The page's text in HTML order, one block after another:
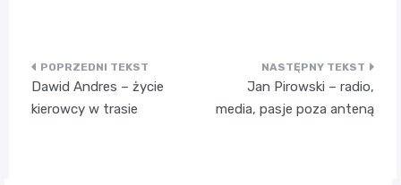
Nawigacja
wpisu
Dawid Andres – życie
kierowcy w trasie
Jan Pirowski – radio,
media, pasje poza anteną